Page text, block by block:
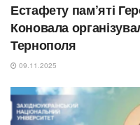
Естафету пам’яті
Коновала
Тернополя
09.11.2025